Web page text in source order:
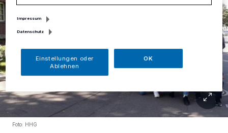
Foto: HHG
Impressum
Datenschutz
Einstellungen oder
Ablehnen
OK